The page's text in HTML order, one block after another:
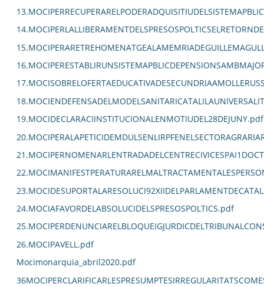
19.MOCIDECLARACIINSTITUCIONALENMOTIUDEL28DEJUNY.pdf
24.MOCIAFAVORDELABSOLUCIDELSPRESOSPOLTICS.pdf
26.MOCIPAVELL.pdf
Mocimonarquia_abril2020.pdf